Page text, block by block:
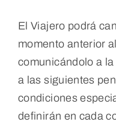
El Viajero podrá
momento anterior
comunicándolo a
a las siguientes
condiciones
definirán en cada